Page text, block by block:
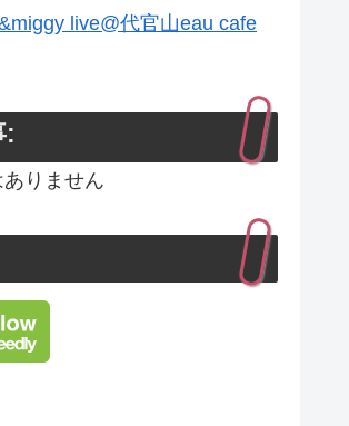
live@代官山eau cafe
:
りません